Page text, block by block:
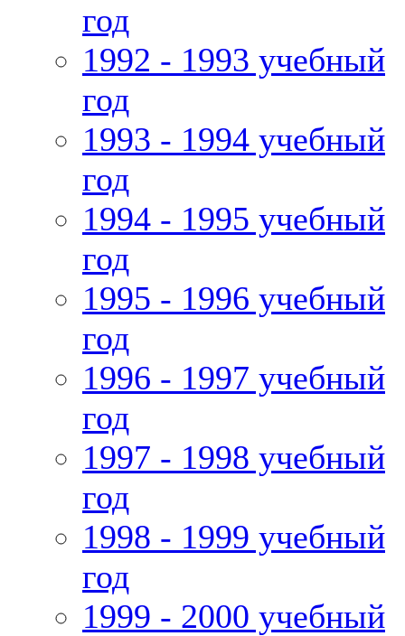
год
1992 - 1993 учебный
год
1993 - 1994 учебный
год
1994 - 1995 учебный
год
1995 - 1996 учебный
год
1996 - 1997 учебный
год
1997 - 1998 учебный
год
1998 - 1999 учебный
год
1999 - 2000 учебный